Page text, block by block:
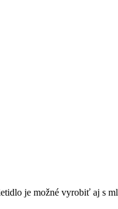
je možné vyrobiť aj s